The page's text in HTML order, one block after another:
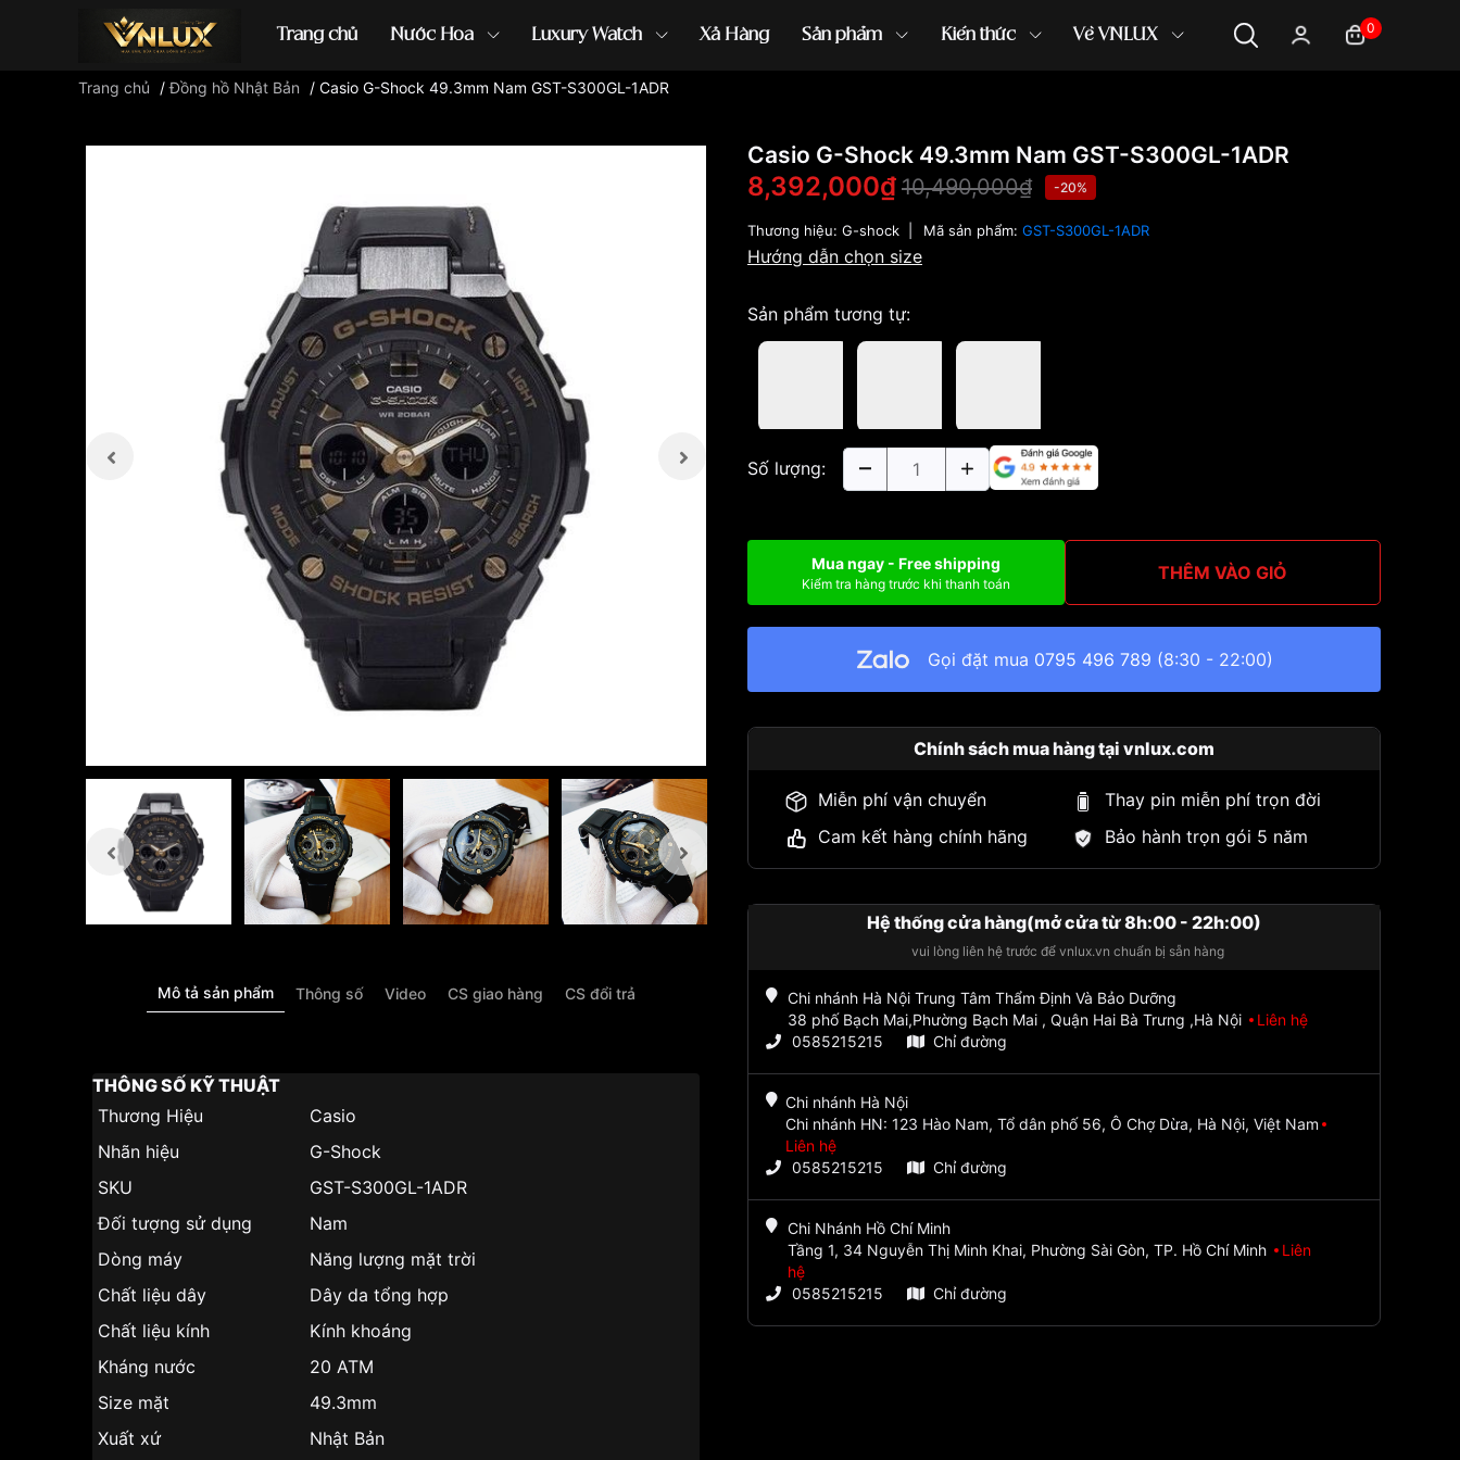
Trang chủ Nước Hoa Luxury Watch Xả Hàng Sản phẩm Kiến thức Về VNLUX 0
Đồng hồ casio đồng hồ G-Shock đồng hồ Orient ...
Trang chủ /Đồng hồ Nhật Bản / Casio G-Shock 49.3mm Nam GST-S300GL-1ADR
Mô tả sản phẩm Thông số Video CS giao hàng CS đổi trả
THÔNG SỐ KỸ THUẬT
Thương Hiệu
Casio
Nhãn hiệu
G-Shock
SKU
GST-S300GL-1ADR
Đối tượng sử dụng
Nam
Dòng máy
Năng lượng mặt trời
Chất liệu dây
Dây da tổng hợp
Chất liệu kính
Kính khoáng
Kháng nước
20 ATM
Size mặt
49.3mm
Xuất xứ
Nhật Bản
Casio G-Shock 49.3mm Nam GST-S300GL-1ADR
8,392,000₫ 10,490,000₫ -20%
Thương hiệu: G-shock Mã sản phẩm: GST-S300GL-1ADR
Hướng dẫn chọn size
Sản phẩm tương tự:
Số lượng:
Mua ngay - Free shipping
Kiểm tra hàng trước khi thanh toán THÊM VÀO GIỎ
Gọi đặt mua 0795 496 789 (8:30 - 22:00)
Chính sách mua hàng tại vnlux.com
Miễn phí vận chuyển
Thay pin miễn phí trọn đời
Cam kết hàng chính hãng
Bảo hành trọn gói 5 năm
Hệ thống cửa hàng(mở cửa từ 8h:00 - 22h:00)
vui lòng liên hệ trước để vnlux.vn chuẩn bị sẵn hàng
Chi nhánh Hà Nội Trung Tâm Thẩm Định Và Bảo Dưỡng
38 phố Bạch Mai,Phường Bạch Mai , Quận Hai Bà Trưng ,Hà Nội
Liên hệ
0585215215
Chỉ đường
Chi nhánh Hà Nội
Chi nhánh HN: 123 Hào Nam, Tổ dân phố 56, Ô Chợ Dừa, Hà Nội, Việt Nam
Liên hệ
0585215215
Chỉ đường
Chi Nhánh Hồ Chí Minh
Tầng 1, 34 Nguyễn Thị Minh Khai, Phường Sài Gòn, TP. Hồ Chí Minh
Liên
hệ
0585215215
Chỉ đường